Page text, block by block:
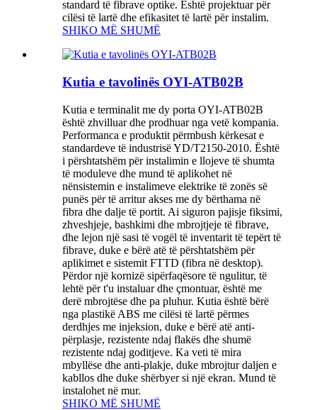
standard të fibrave optike. Është projektuar për
cilësi të lartë dhe efikasitet të lartë për instalim.
SHIKO MË SHUMË
Kutia e tavolinës OYI-ATB02B
Kutia e terminalit me dy porta OYI-ATB02B
është zhvilluar dhe prodhuar nga vetë kompania.
Performanca e produktit përmbush kërkesat e
standardeve të industrisë YD/T2150-2010. Është
i përshtatshëm për instalimin e llojeve të shumta
të moduleve dhe mund të aplikohet në
nënsistemin e instalimeve elektrike të zonës së
punës për të arritur akses me dy bërthama në
fibra dhe dalje të portit. Ai siguron pajisje fiksimi,
zhveshjeje, bashkimi dhe mbrojtjeje të fibrave,
dhe lejon një sasi të vogël të inventarit të tepërt të
fibrave, duke e bërë atë të përshtatshëm për
aplikimet e sistemit FTTD (fibra në desktop).
Përdor një kornizë sipërfaqësore të ngulitur, të
lehtë për t'u instaluar dhe çmontuar, është me
derë mbrojtëse dhe pa pluhur. Kutia është bërë
nga plastikë ABS me cilësi të lartë përmes
derdhjes me injeksion, duke e bërë atë anti-
përplasje, rezistente ndaj flakës dhe shumë
rezistente ndaj goditjeve. Ka veti të mira
mbyllëse dhe anti-plakje, duke mbrojtur daljen e
kabllos dhe duke shërbyer si një ekran. Mund të
instalohet në mur.
SHIKO MË SHUMË